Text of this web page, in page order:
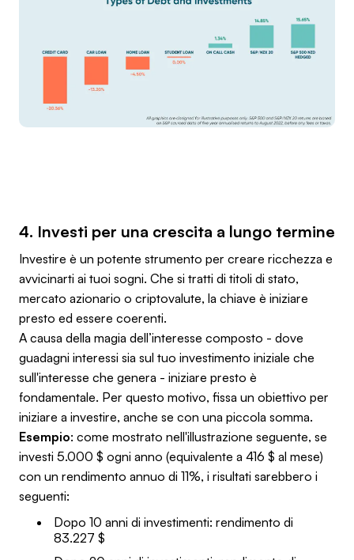
4. Investi per una crescita a lungo termine
Investire è un potente strumento per creare ricchezza e
avvicinarti ai tuoi sogni. Che si tratti di titoli di stato,
mercato azionario o criptovalute, la chiave è iniziare
presto ed essere coerenti.
A causa della magia dell’interesse composto - dove
guadagni interessi sia sul tuo investimento iniziale che
sull'interesse che genera - iniziare presto è
fondamentale. Per questo motivo, fissa un obiettivo per
iniziare a investire, anche se con una piccola somma.
Esempio: come mostrato nell'illustrazione seguente, se
investi 5.000 $ ogni anno (equivalente a 416 $ al mese)
con un rendimento annuo di 11%, i risultati sarebbero i
seguenti:
Dopo 10 anni di investimenti: rendimento di
83.227 $